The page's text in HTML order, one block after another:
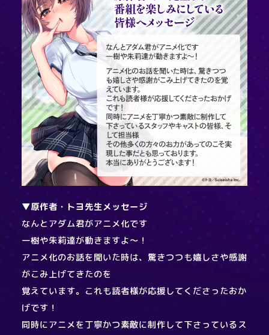
▼原作者・トヨ先生メッセージ
なんとアダム君がアニメ化です
一樹や朱莉達が動きますよ～！
アニメ化のお話を聞いた時は、驚きつつも嬉しさや感謝
がこみ上げてきたのを
覚えています。これも読者様が応援してくださったおか
げです！
同時にアニメを丁寧かつ素敵に制作して下さっているス